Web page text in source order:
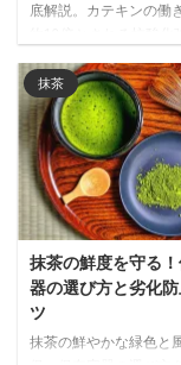
底解説。カテキンの働
抹茶が注目される理由
取り入れ方をご紹介し
抹茶
抹茶の鮮度を守る
器の選び方と劣化防
ツ
抹茶の鮮やかな緑色と